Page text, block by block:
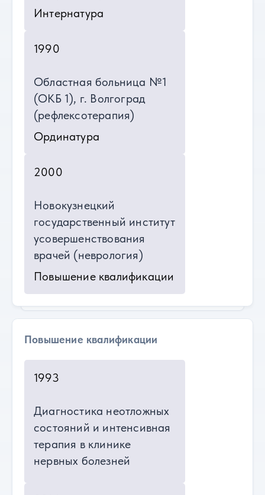
Интернатура
1990
Областная больница №1
(ОКБ 1), г. Волгоград
(рефлексотерапия)
Ординатура
2000
Новокузнецкий
государственный институт
усовершенствования
врачей (неврология)
Повышение квалификации
Повышение квалификации
1993
Диагностика неотложных
состояний и интенсивная
терапия в клинике
нервных болезней